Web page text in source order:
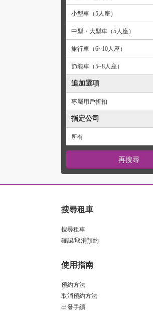
小型車（5人座）
中型・大型車（5人座）
旅行車（6~10人座）
節能車（5~8人座）
追加選項
專屬用戶折扣
指定公司
所有
搜尋租車
搜尋租車
確認/取消預約
使用指南
預約方法
取消預約方法
出發手續